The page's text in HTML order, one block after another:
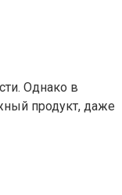
Однако в
продукт, даже